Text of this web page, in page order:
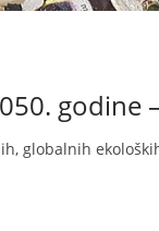
godine
globalnih